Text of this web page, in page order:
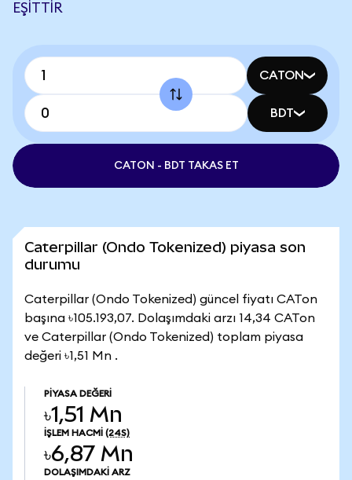
EŞITTIR
CATON
BDT
CATON - BDT TAKAS ET
Caterpillar (Ondo Tokenized) piyasa son
durumu
Caterpillar (Ondo Tokenized) güncel fiyatı CATon
başına ৳105.193,07. Dolaşımdaki arzı 14,34 CATon
ve Caterpillar (Ondo Tokenized) toplam piyasa
değeri ৳1,51 Mn .
PIYASA DEĞERI
৳1,51 Mn
İŞLEM HACMI (24S)
৳6,87 Mn
DOLAŞIMDAKI ARZ